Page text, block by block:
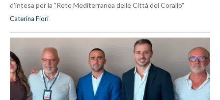
d'intesa per la "Rete Mediterranea delle Città del Corallo"
Caterina Fiori